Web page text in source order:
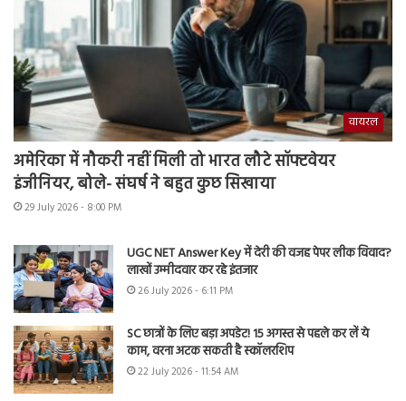
वायरल
अमेरिका में नौकरी नहीं मिली तो भारत लौटे सॉफ्टवेयर
इंजीनियर, बोले- संघर्ष ने बहुत कुछ सिखाया
29 July 2026 - 8:00 PM
UGC NET Answer Key में देरी की वजह पेपर लीक विवाद?
लाखों उम्मीदवार कर रहे इंतजार
26 July 2026 - 6:11 PM
SC छात्रों के लिए बड़ा अपडेट! 15 अगस्त से पहले कर लें ये
काम, वरना अटक सकती है स्कॉलरशिप
22 July 2026 - 11:54 AM